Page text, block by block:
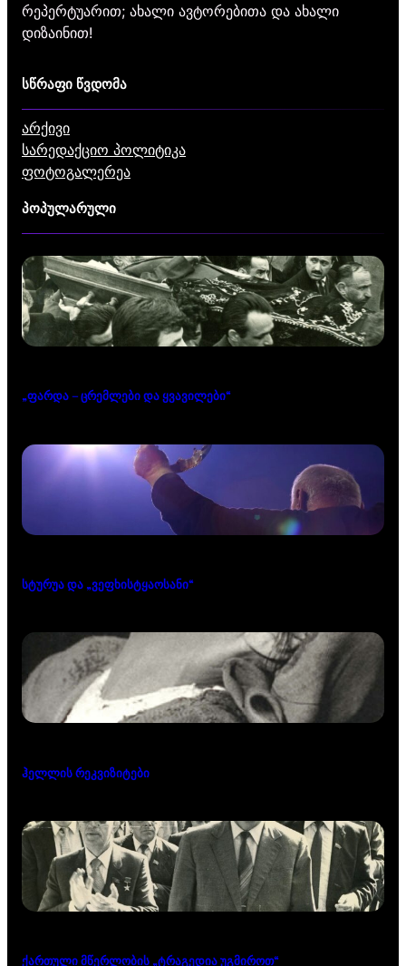
რეპერტუარით; ახალი ავტორებითა და ახალი
დიზაინით!
სწრაფი წვდომა
არქივი
სარედაქციო პოლიტიკა
ფოტოგალერეა
პოპულარული
„ფარდა – ცრემლები და ყვავილები“
სტურუა და „ვეფხისტყაოსანი“
ჰელლის რეკვიზიტები
ქართული მწერლობის „ტრაგედია უგმიროთ“